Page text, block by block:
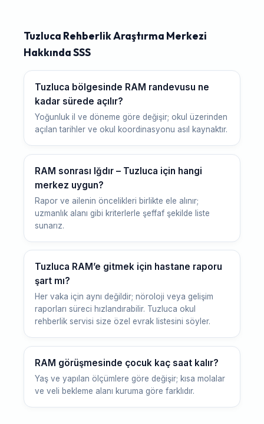
Tuzluca Rehberlik Araştırma Merkezi
Hakkında SSS
Tuzluca bölgesinde RAM randevusu ne
kadar sürede açılır?
Yoğunluk il ve döneme göre değişir; okul üzerinden
açılan tarihler ve okul koordinasyonu asıl kaynaktır.
RAM sonrası Iğdır – Tuzluca için hangi
merkez uygun?
Rapor ve ailenin öncelikleri birlikte ele alınır;
uzmanlık alanı gibi kriterlerle şeffaf şekilde liste
sunarız.
Tuzluca RAM’e gitmek için hastane raporu
şart mı?
Her vaka için aynı değildir; nöroloji veya gelişim
raporları süreci hızlandırabilir. Tuzluca okul
rehberlik servisi size özel evrak listesini söyler.
RAM görüşmesinde çocuk kaç saat kalır?
Yaş ve yapılan ölçümlere göre değişir; kısa molalar
ve veli bekleme alanı kuruma göre farklıdır.